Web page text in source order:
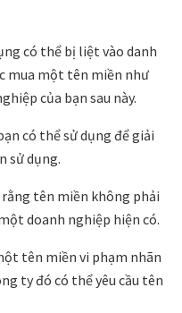
có thể bị liệt vào danh
mua một tên miền như
của bạn sau này.
có thể sử dụng để giải
sử dụng.
tên miền không phải
doanh nghiệp hiện có.
tên miền vi phạm nhãn
ty đó có thể yêu cầu tên